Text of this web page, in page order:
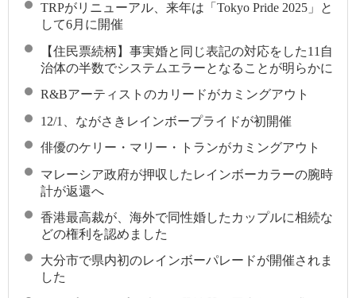
TRPがリニューアル、来年は「Tokyo Pride 2025」と
して6月に開催
【住民票続柄】事実婚と同じ表記の対応をした11自
治体の半数でシステムエラーとなることが明らかに
R&Bアーティストのカリードがカミングアウト
12/1、ながさきレインボープライドが初開催
俳優のケリー・マリー・トランがカミングアウト
マレーシア政府が押収したレインボーカラーの腕時
計が返還へ
香港最高裁が、海外で同性婚したカップルに相続な
どの権利を認めました
大分市で県内初のレインボーパレードが開催されま
した